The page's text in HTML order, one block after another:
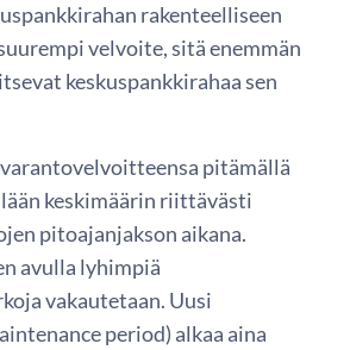
rakenteelliseen
velvoite, sitä enemmän
keskuspankkirahaa sen
pitämällä
keskimäärin riittävästi
pitoajanjakson aikana.
avulla lyhimpiä
vakautetaan. Uusi
period) alkaa aina